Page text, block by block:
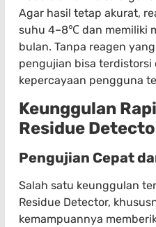
Agar hasil tetap akurat,
suhu 4–8℃ dan memiliki
bulan. Tanpa reagen
pengujian bisa terdistorsi
kepercayaan pengguna
Keunggulan
Residue
Pengujian Cepat
Salah satu keunggulan
Residue Detector,
kemampuannya